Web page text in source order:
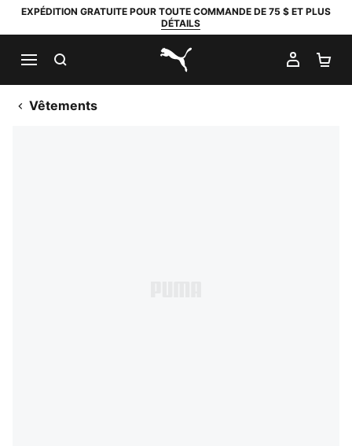
EXPÉDITION GRATUITE POUR TOUTE COMMANDE DE 75 $ ET PLUS
DÉTAILS
PUMA.com
MON
Vêtements